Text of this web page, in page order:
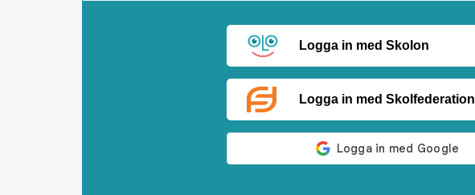
Logga in med Skolon
Logga in med Skolfederation